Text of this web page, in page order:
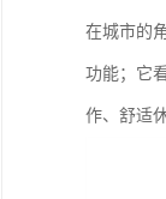
在城市的
功能；它
作、舒适